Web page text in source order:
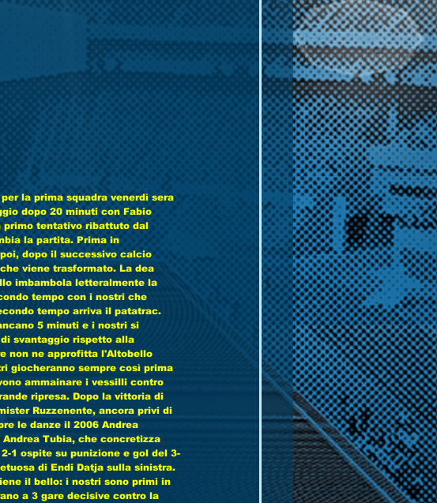
la prima squadra venerdì sera
dopo 20 minuti con Fabio
primo tentativo ribattuto dal
la partita. Prima in
dopo il successivo calcio
viene trasformato. La dea
imbambola letteralmente la
tempo con i nostri che
tempo arriva il patatrac.
5 minuti e i nostri si
svantaggio rispetto alla
non ne approfitta l'Altobello
giocheranno sempre così prima
ammainare i vessilli contro
ripresa. Dopo la vittoria di
Ruzzenente, ancora privi di
le danze il 2006 Andrea
Tubia, che concretizza
1 ospite su punizione e gol del 3-
di Endi Datja sulla sinistra.
il bello: i nostri sono primi in
a 3 gare decisive contro la